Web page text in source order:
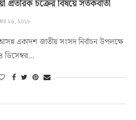
প্রতারক চক্রের বিষয়ে সর্তকবার্তা
২৬, ২০১৮
একাদশ জাতীয় সংসদ নির্বাচন উপলক্ষে
ডিসেম্বর…